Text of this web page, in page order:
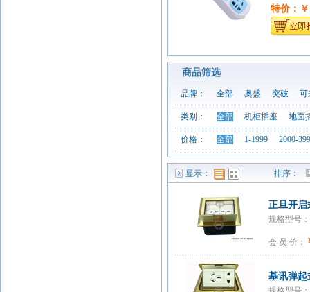
特价：
商品筛选
品牌： 全部 奥盛 突破 可
类别： 全部 机柜插座 地面
价格： 全部 1-1999 2000-
显示：
列表模式图表模式 排序：
正旦开
规格型号
会 员 价：
基讯弹